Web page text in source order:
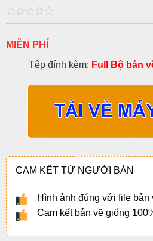
0
of
MIỄN PHÍ
Tệp đính kèm: Full Bộ bản
CAM KẾT TỪ NGƯỜI BÁN
Hình ảnh đúng với file bản
Cam kết bản vẽ giống